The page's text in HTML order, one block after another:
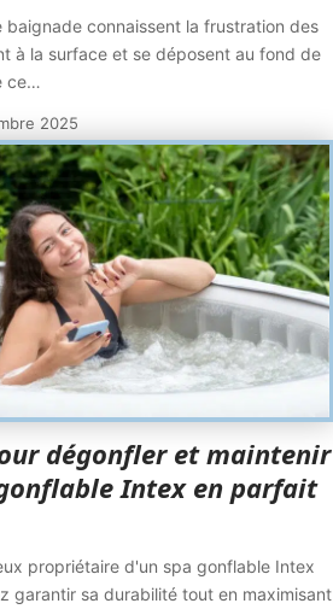
baignade connaissent la frustration des
à la surface et se déposent au fond de
ce…
2025
dégonfler et maintenir
Intex en parfait
propriétaire d'un spa gonflable Intex
garantir sa durabilité tout en maximisant